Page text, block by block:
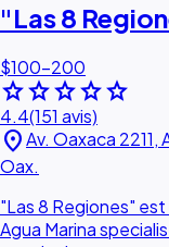
"Las 8
$100–200
starstarstarstarstar
4.4(151 avis)
location_onAv. Oaxaca
Oax.
"Las 8 Regiones"
Agua Marina